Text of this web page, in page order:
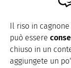
Il riso in
può essere
chiuso in un
aggiungete un